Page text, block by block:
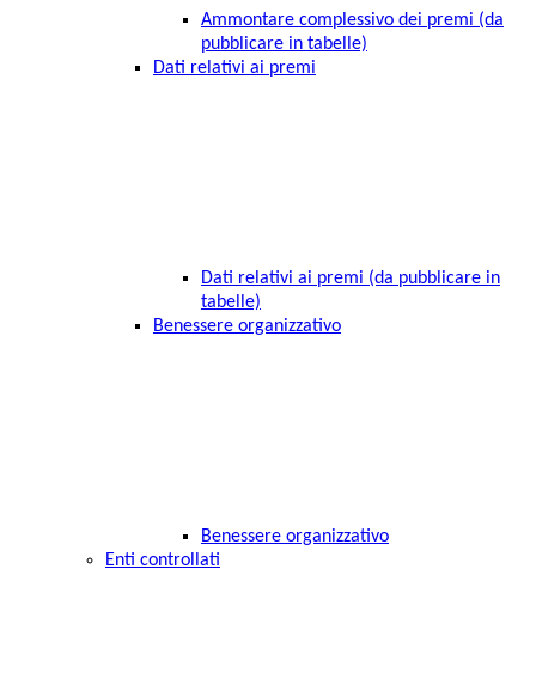
Ammontare complessivo dei premi (da
pubblicare in tabelle)
Dati relativi ai premi
Dati relativi ai premi (da pubblicare in
tabelle)
Benessere organizzativo
Benessere organizzativo
Enti controllati